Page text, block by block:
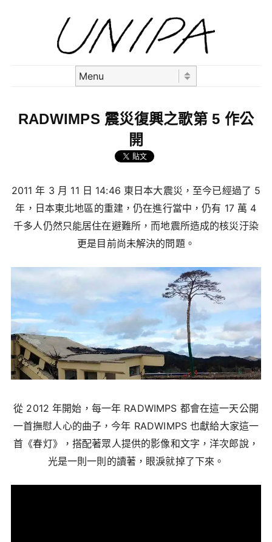
RADWIMPS 震災復興之歌第 5 作公
開
2011 年 3 月 11 日 14:46 東日本大震災，至今已經過了 5
年，日本東北地區的重建，仍在進行當中，仍有 17 萬 4
千多人仍然只能居住在避難所，而地震所造成的核災汙染
更是目前尚未解決的問題。
從 2012 年開始，每一年 RADWIMPS 都會在這一天公開
一首撫慰人心的曲子，今年 RADWIMPS 也獻給大家這一
首《春灯》，搭配著眾人提供的影像和文字，洋次郎說，
光是一則一則的讀著，眼淚就掉了下來。